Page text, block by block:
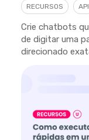
RECURSOS API
Crie chatbots
de digitar uma
direcionado